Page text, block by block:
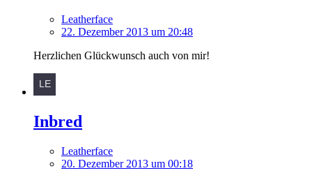
Leatherface
22. Dezember 2013 um 20:48
Herzlichen Glückwunsch auch von mir!
Inbred
Leatherface
20. Dezember 2013 um 00:18